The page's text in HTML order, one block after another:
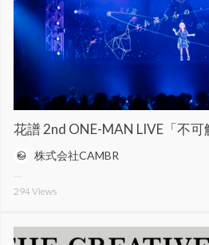
花譜 2nd ONE-MAN LIVE「不可
株式会社CAMBR
294 Views